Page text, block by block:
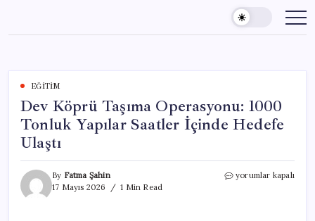
content
EĞITIM
Dev Köprü Taşıma Operasyonu: 1000
Tonluk Yapılar Saatler İçinde Hedefe
Ulaştı
By Fatma Şahin
17 Mayıs 2026
1 Min Read
Dev
yorumlar kapalı